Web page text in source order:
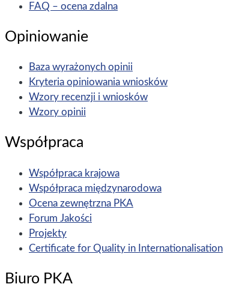
FAQ – ocena zdalna
Opiniowanie
Baza wyrażonych opinii
Kryteria opiniowania wniosków
Wzory recenzji i wniosków
Wzory opinii
Współpraca
Współpraca krajowa
Współpraca międzynarodowa
Ocena zewnętrzna PKA
Forum Jakości
Projekty
Certificate for Quality in Internationalisation
Biuro PKA